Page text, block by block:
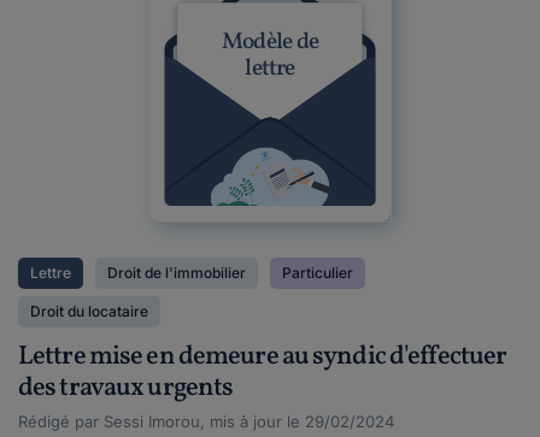
Modèle de
lettre
Lettre Droit de l'immobilier Particulier
Droit du locataire
Lettre mise en demeure au syndic d'effectuer
des travaux urgents
Rédigé par Sessi Imorou, mis à jour le 29/02/2024